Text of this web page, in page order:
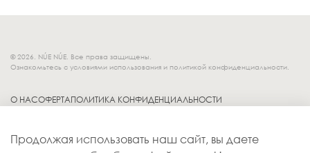
© 2026. NÚE NÚE. Все права защищены.
Ознакомьтесь с условиями использования и политикой конфиденциальности.
О НАСОФЕРТАПОЛИТИКА КОНФИДЕНЦИАЛЬНОСТИ
ДОСТАВКА
Продолжая использовать наш сайт, вы даете